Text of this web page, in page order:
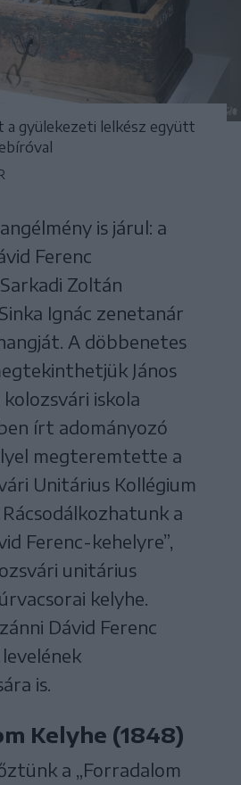
a gyülekezeti lelkész együtt
is járul: a
Ferenc
Zoltán
Ignác zenetanár
A döbbenetes
János
iskola
írt adományozó
megteremtette a
Unitárius Kollégium
a
Ferenc-kehelyre”,
unitárius
kelyhe.
Dávid Ferenc
is.
Kelyhe (1848)
a „Forradalom